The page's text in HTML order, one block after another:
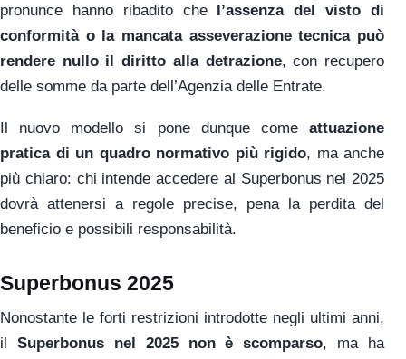
pronunce hanno ribadito che l’assenza del visto di
conformità o la mancata asseverazione tecnica può
rendere nullo il diritto alla detrazione, con recupero
delle somme da parte dell’Agenzia delle Entrate.
Il nuovo modello si pone dunque come attuazione
pratica di un quadro normativo più rigido, ma anche
più chiaro: chi intende accedere al Superbonus nel 2025
dovrà attenersi a regole precise, pena la perdita del
beneficio e possibili responsabilità.
Superbonus 2025
Nonostante le forti restrizioni introdotte negli ultimi anni,
il Superbonus nel 2025 non è scomparso, ma ha